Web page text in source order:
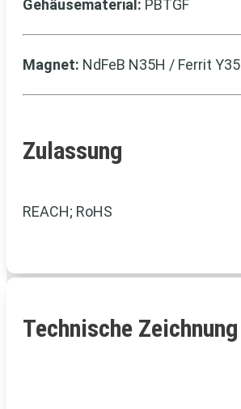
Gehäusematerial: PBTGF
Magnet: NdFeB N35H / Ferrit Y35
Zulassung
REACH; RoHS
Technische Zeichnung